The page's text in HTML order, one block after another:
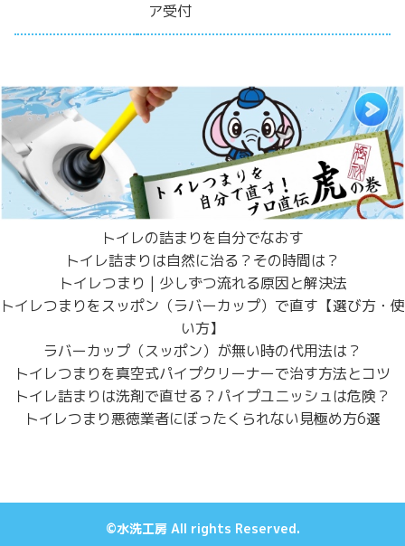
ア受付
トイレの詰まりを自分でなおす
トイレ詰まりは自然に治る？その時間は？
トイレつまり | 少しずつ流れる原因と解決法
トイレつまりをスッポン（ラバーカップ）で直す【選び方・使
い方】
ラバーカップ（スッポン）が無い時の代用法は？
トイレつまりを真空式パイプクリーナーで治す方法とコツ
トイレ詰まりは洗剤で直せる？パイプユニッシュは危険？
トイレつまり悪徳業者にぼったくられない見極め方6選
©水洗工房 All rights Reserved.